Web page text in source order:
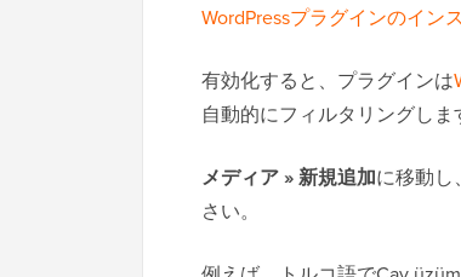
WordPressプラグインのイン
有効化すると、プラグインは
自動的にフィルタリングしま
メディア » 新規追加に移動
さい。